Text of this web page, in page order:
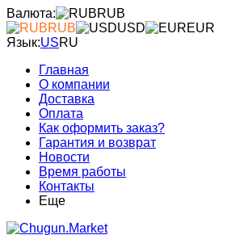
Валюта:
RUB
RUB
USD
EUR
Язык:USRU
Главная
О компании
Доставка
Оплата
Как оформить заказ?
Гарантия и возврат
Новости
Время работы
Контакты
Еще